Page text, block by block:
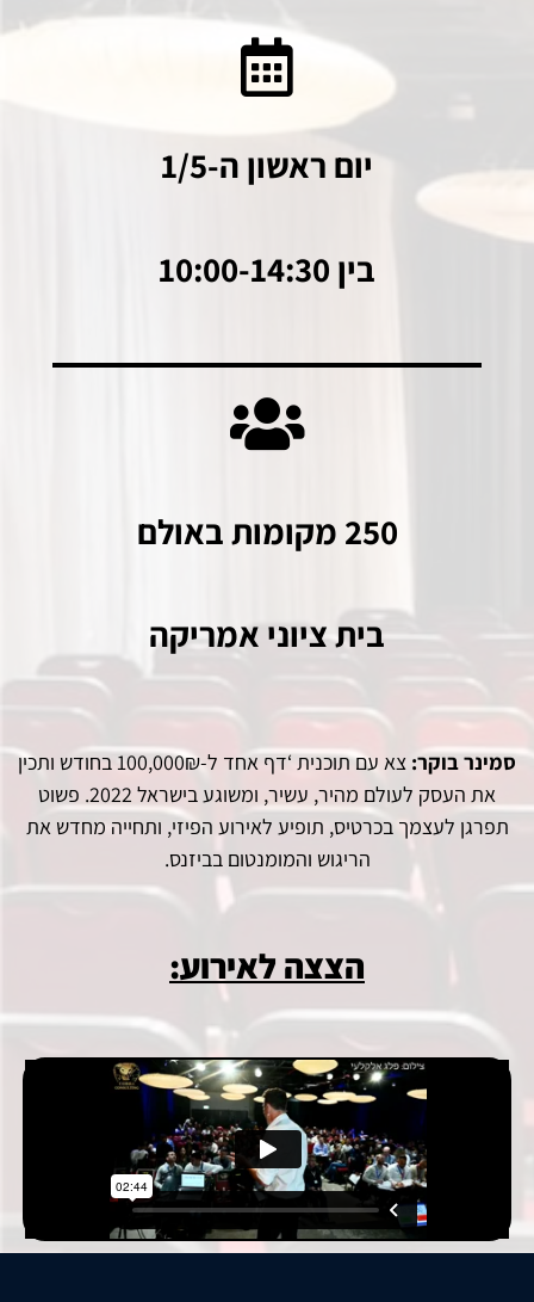
יום ראשון ה-1/5
בין 10:00-14:30
250 מקומות באולם
בית ציוני אמריקה
סמינר בוקר:
צא עם תוכנית ‘דף אחד ל-100,000₪ בחודש ותכין
את העסק לעולם מהיר, עשיר, ומשוגע בישראל 2022. פשוט
תפרגן לעצמך בכרטיס, תופיע לאירוע הפיזי, ותחייה מחדש את
הריגוש והמומנטום בביזנס.
הצצה לאירוע: